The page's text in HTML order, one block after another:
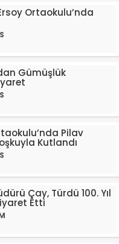
Ortaokulu’nda
Gümüşlük
Pilav
Kutlandı
Çay, Türdü 100. Yıl
Etti